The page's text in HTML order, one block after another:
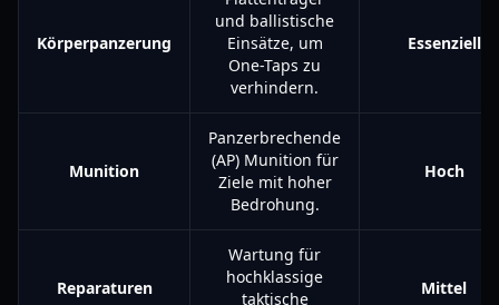
Körperpanzerung
und ballistische
Einsätze, um
One-Taps zu
verhindern.
Essenziell
Munition
Panzerbrechende
(AP) Munition für
Ziele mit hoher
Bedrohung.
Hoch
Reparaturen
Wartung für
hochklassige
taktische
Mittel